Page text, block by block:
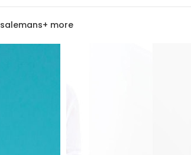
salemans+ more